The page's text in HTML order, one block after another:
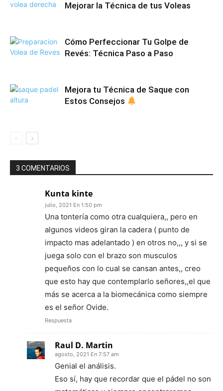
Mejorar la Técnica de tus Voleas
Cómo Perfeccionar Tu Golpe de
Revés: Técnica Paso a Paso
Mejora tu Técnica de Saque con
Estos Consejos
3 COMENTARIOS
Kunta kinte
julio, 2021 En 1:50 pm
Una tontería como otra cualquiera,, pero en
algunos videos giran la cadera ( punto de
impacto mas adelantado ) en otros no,,, y si se
juega solo con el brazo son musculos
pequeños con lo cual se cansan antes,, creo
que esto hay que contemplarlo señores,,el que
más se acerca a la biomecánica como siempre
es el señor Ovide.
Respuesta
Raul D. Martin
agosto, 2021 En 7:57 am
Genial el análisis.
Eso sí, hay que recordar que el pádel no son